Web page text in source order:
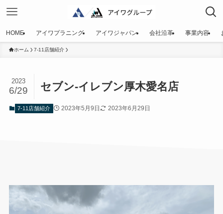
HOME アイワプラニング アイワジャパン 会社沿革 事業内容
ホーム 7-11店舗紹介
セブン-イレブン厚木愛名店
2023
6/29
7-11店舗紹介 2023年5月9日 2023年6月29日